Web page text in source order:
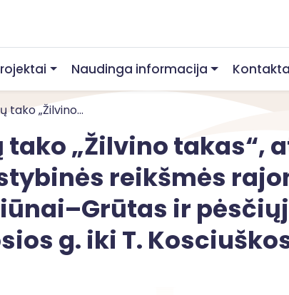
Naudinga informacija
tako „Žilvino...
„Žilvino takas“,
reikšmės
ir
g. iki T.